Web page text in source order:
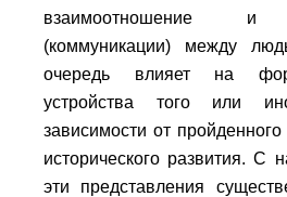
взаимоотношение и
(коммуникации) между
очередь влияет на
устройства того или
зависимости от
исторического развития. С
эти представления